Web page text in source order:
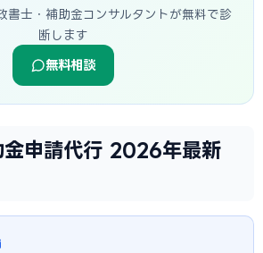
書士・補助金コンサルタントが無料で診
断します
無料相談
金申請代行 2026年最新